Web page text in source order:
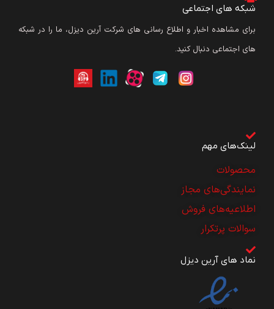
شبکه های اجتماعی
برای مشاهده اخبار و اطلاع رسانی های شرکت آرین دیزل، ما را در شبکه
های اجتماعی دنبال کنید.
لینک‌های مهم
محصولات
نمایندگی‌های مجاز
اطلاعیه‌های فروش
سوالات پرتکرار
نماد های آرین دیزل